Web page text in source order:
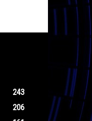
243
206